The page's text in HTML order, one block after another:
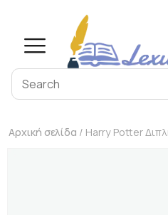
Αρχική σελίδα / Harry Potter